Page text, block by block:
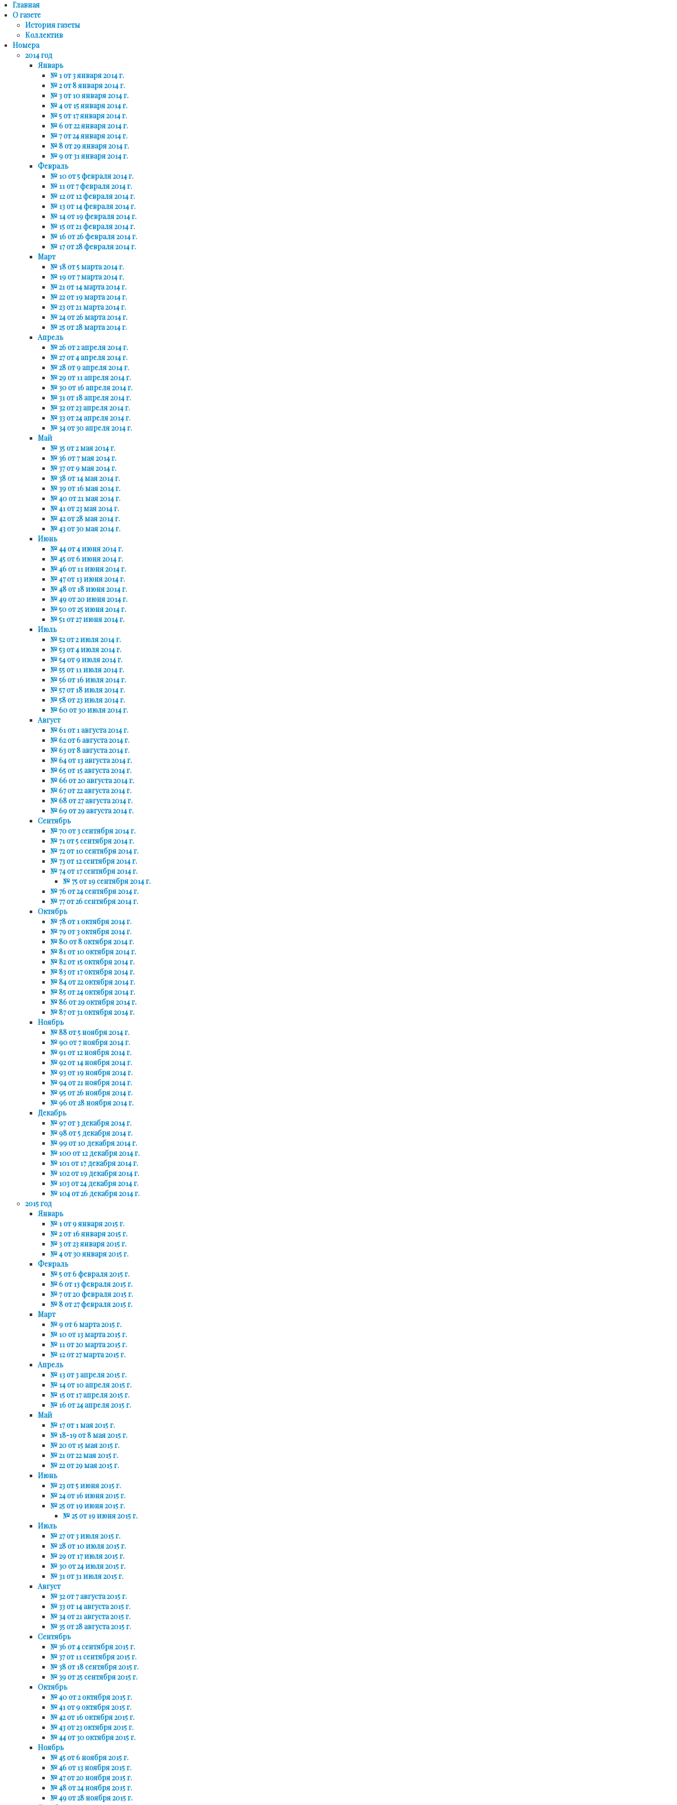
Главная
О газете
История газеты
Коллектив
Номера
2014 год
Январь
№ 1 от 3 января 2014 г.
№ 2 от 8 января 2014 г.
№ 3 от 10 января 2014 г.
№ 4 от 15 января 2014 г.
№ 5 от 17 января 2014 г.
№ 6 от 22 января 2014 г.
№ 7 от 24 января 2014 г.
№ 8 от 29 января 2014 г.
№ 9 от 31 января 2014 г.
Февраль
№ 10 от 5 февраля 2014 г.
№ 11 от 7 февраля 2014 г.
№ 12 от 12 февраля 2014 г.
№ 13 от 14 февраля 2014 г.
№ 14 от 19 февраля 2014 г.
№ 15 от 21 февраля 2014 г.
№ 16 от 26 февраля 2014 г.
№ 17 от 28 февраля 2014 г.
Март
№ 18 от 5 марта 2014 г.
№ 19 от 7 марта 2014 г.
№ 21 от 14 марта 2014 г.
№ 22 от 19 марта 2014 г.
№ 23 от 21 марта 2014 г.
№ 24 от 26 марта 2014 г.
№ 25 от 28 марта 2014 г.
Апрель
№ 26 от 2 апреля 2014 г.
№ 27 от 4 апреля 2014 г.
№ 28 от 9 апреля 2014 г.
№ 29 от 11 апреля 2014 г.
№ 30 от 16 апреля 2014 г.
№ 31 от 18 апреля 2014 г.
№ 32 от 23 апреля 2014 г.
№ 33 от 24 апреля 2014 г.
№ 34 от 30 апреля 2014 г.
Май
№ 35 от 2 мая 2014 г.
№ 36 от 7 мая 2014 г.
№ 37 от 9 мая 2014 г.
№ 38 от 14 мая 2014 г.
№ 39 от 16 мая 2014 г.
№ 40 от 21 мая 2014 г.
№ 41 от 23 мая 2014 г.
№ 42 от 28 мая 2014 г.
№ 43 от 30 мая 2014 г.
Июнь
№ 44 от 4 июня 2014 г.
№ 45 от 6 июня 2014 г.
№ 46 от 11 июня 2014 г.
№ 47 от 13 июня 2014 г.
№ 48 от 18 июня 2014 г.
№ 49 от 20 июня 2014 г.
№ 50 от 25 июня 2014 г.
№ 51 от 27 июня 2014 г.
Июль
№ 52 от 2 июля 2014 г.
№ 53 от 4 июля 2014 г.
№ 54 от 9 июля 2014 г.
№ 55 от 11 июля 2014 г.
№ 56 от 16 июля 2014 г.
№ 57 от 18 июля 2014 г.
№ 58 от 23 июля 2014 г.
№ 60 от 30 июля 2014 г.
Август
№ 61 от 1 августа 2014 г.
№ 62 от 6 августа 2014 г.
№ 63 от 8 августа 2014 г.
№ 64 от 13 августа 2014 г.
№ 65 от 15 августа 2014 г.
№ 66 от 20 августа 2014 г.
№ 67 от 22 августа 2014 г.
№ 68 от 27 августа 2014 г.
№ 69 от 29 августа 2014 г.
Сентябрь
№ 70 от 3 сентября 2014 г.
№ 71 от 5 сентября 2014 г.
№ 72 от 10 сентября 2014 г.
№ 73 от 12 сентября 2014 г.
№ 74 от 17 сентября 2014 г.
№ 75 от 19 сентября 2014 г.
№ 76 от 24 сентября 2014 г.
№ 77 от 26 сентября 2014 г.
Октябрь
№ 78 от 1 октября 2014 г.
№ 79 от 3 октября 2014 г.
№ 80 от 8 октября 2014 г.
№ 81 от 10 октября 2014 г.
№ 82 от 15 октября 2014 г.
№ 83 от 17 октября 2014 г.
№ 84 от 22 октября 2014 г.
№ 85 от 24 октября 2014 г.
№ 86 от 29 октября 2014 г.
№ 87 от 31 октября 2014 г.
Ноябрь
№ 88 от 5 ноября 2014 г.
№ 90 от 7 ноября 2014 г.
№ 91 от 12 ноября 2014 г.
№ 92 от 14 ноября 2014 г.
№ 93 от 19 ноября 2014 г.
№ 94 от 21 ноября 2014 г.
№ 95 от 26 ноября 2014 г.
№ 96 от 28 ноября 2014 г.
Декабрь
№ 97 от 3 декабря 2014 г.
№ 98 от 5 декабря 2014 г.
№ 99 от 10 декабря 2014 г.
№ 100 от 12 декабря 2014 г.
№ 101 от 17 декабря 2014 г.
№ 102 от 19 декабря 2014 г.
№ 103 от 24 декабря 2014 г.
№ 104 от 26 декабря 2014 г.
2015 год
Январь
№ 1 от 9 января 2015 г.
№ 2 от 16 января 2015 г.
№ 3 от 23 января 2015 г.
№ 4 от 30 января 2015 г.
Февраль
№ 5 от 6 февраля 2015 г.
№ 6 от 13 февраля 2015 г.
№ 7 от 20 февраля 2015 г.
№ 8 от 27 февраля 2015 г.
Март
№ 9 от 6 марта 2015 г.
№ 10 от 13 марта 2015 г.
№ 11 от 20 марта 2015 г.
№ 12 от 27 марта 2015 г.
Апрель
№ 13 от 3 апреля 2015 г.
№ 14 от 10 апреля 2015 г.
№ 15 от 17 апреля 2015 г.
№ 16 от 24 апреля 2015 г.
Май
№ 17 от 1 мая 2015 г.
№ 18-19 от 8 мая 2015 г.
№ 20 от 15 мая 2015 г.
№ 21 от 22 мая 2015 г.
№ 22 от 29 мая 2015 г.
Июнь
№ 23 от 5 июня 2015 г.
№ 24 от 16 июня 2015 г.
№ 25 от 19 июня 2015 г.
№ 25 от 19 июня 2015 г.
Июль
№ 27 от 3 июля 2015 г.
№ 28 от 10 июля 2015 г.
№ 29 от 17 июля 2015 г.
№ 30 от 24 июля 2015 г.
№ 31 от 31 июля 2015 г.
Август
№ 32 от 7 августа 2015 г.
№ 33 от 14 августа 2015 г.
№ 34 от 21 августа 2015 г.
№ 35 от 28 августа 2015 г.
Сентябрь
№ 36 от 4 сентября 2015 г.
№ 37 от 11 сентября 2015 г.
№ 38 от 18 сентября 2015 г.
№ 39 от 25 сентября 2015 г.
Октябрь
№ 40 от 2 октября 2015 г.
№ 41 от 9 октября 2015 г.
№ 42 от 16 октября 2015 г.
№ 43 от 23 октября 2015 г.
№ 44 от 30 октября 2015 г.
Ноябрь
№ 45 от 6 ноября 2015 г.
№ 46 от 13 ноября 2015 г.
№ 47 от 20 ноября 2015 г.
№ 48 от 24 ноября 2015 г.
№ 49 от 28 ноября 2015 г.